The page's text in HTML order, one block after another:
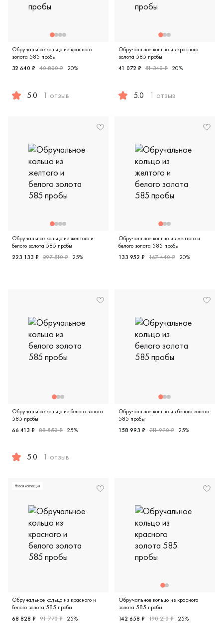
Обручальное кольцо из красного
золота 585 пробы
32 640 ₽ 40 800 ₽ 20%
5.0 1 отзыв
Обручальное кольцо из красного
золота 585 пробы
41 072 ₽ 51 340 ₽ 20%
5.0 1 отзыв
Обручальное кольцо из желтого и
белого золота 585 пробы
223 133 ₽ 297 510 ₽ 25%
Обручальное кольцо из желтого и
белого золота 585 пробы
133 952 ₽ 167 440 ₽ 20%
Обручальное кольцо из белого золота
585 пробы
66 413 ₽ 88 550 ₽ 25%
5.0 1 отзыв
Обручальное кольцо из белого золота
585 пробы
158 993 ₽ 211 990 ₽ 25%
Новая коллекция
Обручальное кольцо из красного и
белого золота 585 пробы
68 828 ₽ 91 770 ₽ 25%
Обручальное кольцо из красного
золота 585 пробы
142 658 ₽ 190 210 ₽ 25%